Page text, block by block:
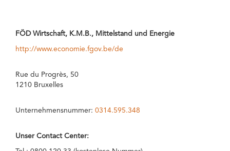
FÖD Wirtschaft, K.M.B., Mittelstand und Energie
http://www.economie.fgov.be/de
Rue du Progrès, 50
1210 Bruxelles
Unternehmensnummer: 0314.595.348
Unser Contact Center: